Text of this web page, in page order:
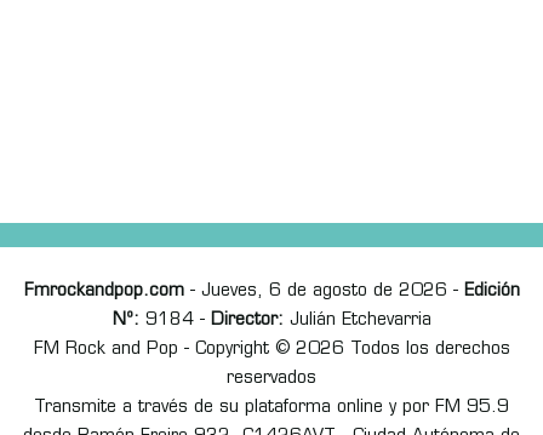
Fmrockandpop.com- Jueves, 6 de agosto de 2026 - Edición
Nº: 9184 - Director: Julián Etchevarria
FM Rock and Pop - Copyright © 2026 Todos los derechos
reservados
Transmite a través de su plataforma online y por FM 95.9